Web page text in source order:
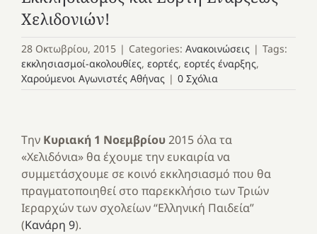
Χελιδονιών!
28 Οκτωβρίου, 2015 | Categories: Ανακοινώσεις | Tags:
εκκλησιασμοί-ακολουθίες, εορτές, εορτές έναρξης,
Χαρούμενοι Αγωνιστές Αθήνας | 0 Σχόλια
Την Κυριακή 1 Νοεμβρίου2015 όλα τα
«Χελιδόνια» θα έχουμε την ευκαιρία να
συμμετάσχουμε σε κοινό εκκλησιασμό που θα
πραγματοποιηθεί στο παρεκκλήσιο των Τριών
Ιεραρχών των σχολείων “Ελληνική Παιδεία”
(Κανάρη 9).